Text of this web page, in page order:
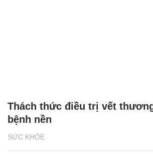
SỨC KHỎE
Thách thức điều trị vết
bệnh nền